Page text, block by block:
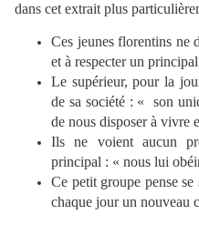
dans cet extrait plus
Ces jeunes florentins ne
et à respecter un principal
Le supérieur, pour la
de sa société : « son
de nous disposer à vivre
Ils ne voient aucun
principal : « nous lui
Ce petit groupe pense
chaque jour un nouveau